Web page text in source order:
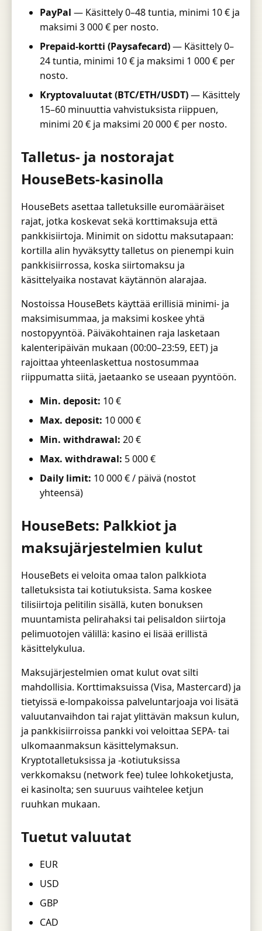
PayPal — Käsittely 0–48 tuntia, minimi 10 € ja
maksimi 3 000 € per nosto.
Prepaid-kortti (Paysafecard)— Käsittely 0–
24 tuntia, minimi 10 € ja maksimi 1 000 € per
nosto.
Kryptovaluutat (BTC/ETH/USDT)— Käsittely
15–60 minuuttia vahvistuksista riippuen,
minimi 20 € ja maksimi 20 000 € per nosto.
Talletus- ja nostorajat
HouseBets-kasinolla
HouseBets asettaa talletuksille euromääräiset
rajat, jotka koskevat sekä korttimaksuja että
pankkisiirtoja. Minimit on sidottu maksutapaan:
kortilla alin hyväksytty talletus on pienempi kuin
pankkisiirrossa, koska siirtomaksu ja
käsittelyaika nostavat käytännön alarajaa.
Nostoissa HouseBets käyttää erillisiä minimi- ja
maksimisummaa, ja maksimi koskee yhtä
nostopyyntöä. Päiväkohtainen raja lasketaan
kalenteripäivän mukaan (00:00–23:59, EET) ja
rajoittaa yhteenlaskettua nostosummaa
riippumatta siitä, jaetaanko se useaan pyyntöön.
Min. deposit: 10 €
Max. deposit: 10 000 €
Min. withdrawal: 20 €
Max. withdrawal: 5 000 €
Daily limit: 10 000 € / päivä (nostot
yhteensä)
HouseBets: Palkkiot ja
maksujärjestelmien kulut
HouseBets ei veloita omaa talon palkkiota
talletuksista tai kotiutuksista. Sama koskee
tilisiirtoja pelitilin sisällä, kuten bonuksen
muuntamista pelirahaksi tai pelisaldon siirtoja
pelimuotojen välillä: kasino ei lisää erillistä
käsittelykulua.
Maksujärjestelmien omat kulut ovat silti
mahdollisia. Korttimaksuissa (Visa, Mastercard) ja
tietyissä e-lompakoissa palveluntarjoaja voi lisätä
valuutanvaihdon tai rajat ylittävän maksun kulun,
ja pankkisiirroissa pankki voi veloittaa SEPA- tai
ulkomaanmaksun käsittelymaksun.
Kryptotalletuksissa ja -kotiutuksissa
verkkomaksu (network fee) tulee lohkoketjusta,
ei kasinolta; sen suuruus vaihtelee ketjun
ruuhkan mukaan.
Tuetut valuutat
EUR
USD
GBP
CAD